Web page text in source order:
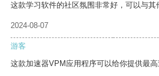
这款学习软件的社区氛围非常好，可以与其
2024-08-07
游客
这款加速器VPM应用程序可以给你提供最高